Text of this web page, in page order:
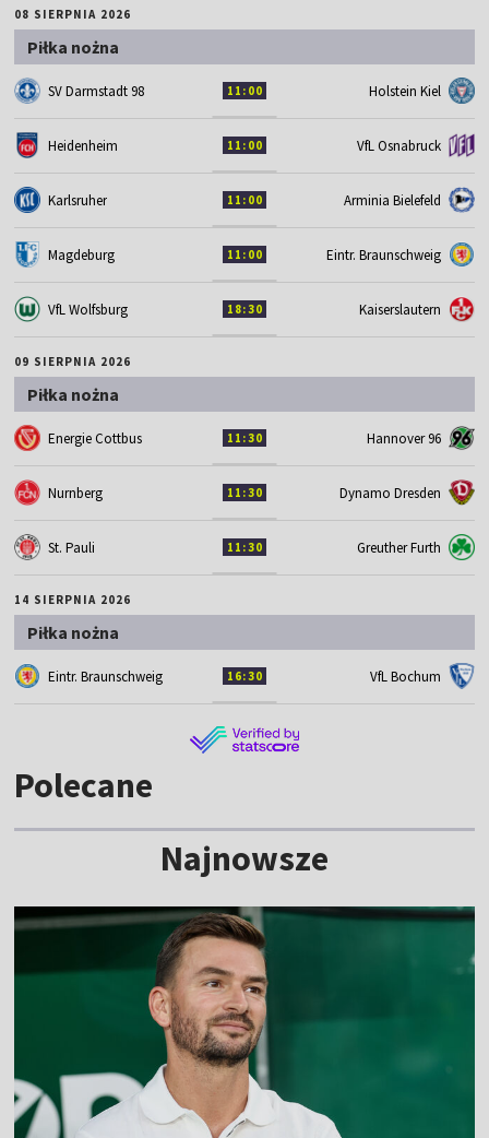
08 SIERPNIA 2026
Piłka nożna
SV Darmstadt 98 11:00 Holstein Kiel
Heidenheim 11:00 VfL Osnabruck
Karlsruher 11:00 Arminia Bielefeld
Magdeburg 11:00 Eintr. Braunschweig
VfL Wolfsburg 18:30 Kaiserslautern
09 SIERPNIA 2026
Piłka nożna
Energie Cottbus 11:30 Hannover 96
Nurnberg 11:30 Dynamo Dresden
St. Pauli 11:30 Greuther Furth
14 SIERPNIA 2026
Piłka nożna
Eintr. Braunschweig 16:30 VfL Bochum
Polecane
Najnowsze